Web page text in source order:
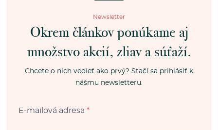
Newsletter
Okrem článkov ponúkame aj
množstvo akcií, zliav a súťaží.
Chcete o nich vedieť ako prvý? Stačí sa prihlásiť k
nášmu newsletteru.
E-mailová adresa *